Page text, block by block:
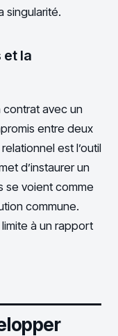
singularité.
et la
contrat avec un
entre deux
est l’outil
d’instaurer un
se voient comme
commune.
à un rapport